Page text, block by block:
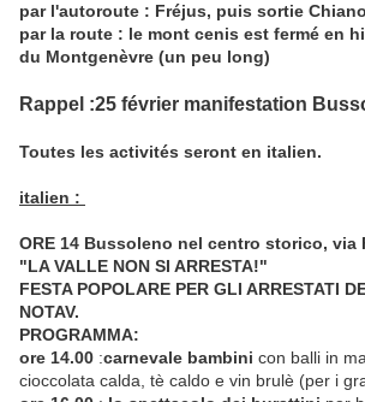
par l'autoroute : Fréjus, puis sortie
par la route : le mont cenis est fermé en
du Montgenèvre (un peu long)
Rappel :25 février manifestation
Toutes les activités seront en italien.
italien :
ORE 14 Bussoleno nel centro storico, via
"LA VALLE NON SI ARRESTA!"
FESTA POPOLARE PER GLI ARRESTATI
NOTAV.
PROGRAMMA:
ore 14.00 :carnevale bambini con balli in
cioccolata calda, tè caldo e vin brulè (per i